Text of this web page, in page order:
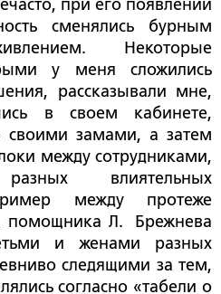
при его появлении
сменялись бурным
Некоторые
у меня сложились
рассказывали мне,
в своем кабинете,
своими замами, а затем
между сотрудниками,
влиятельных
между протеже
помощника Л. Брежнева
и женами разных
следящими за тем,
согласно «табели о